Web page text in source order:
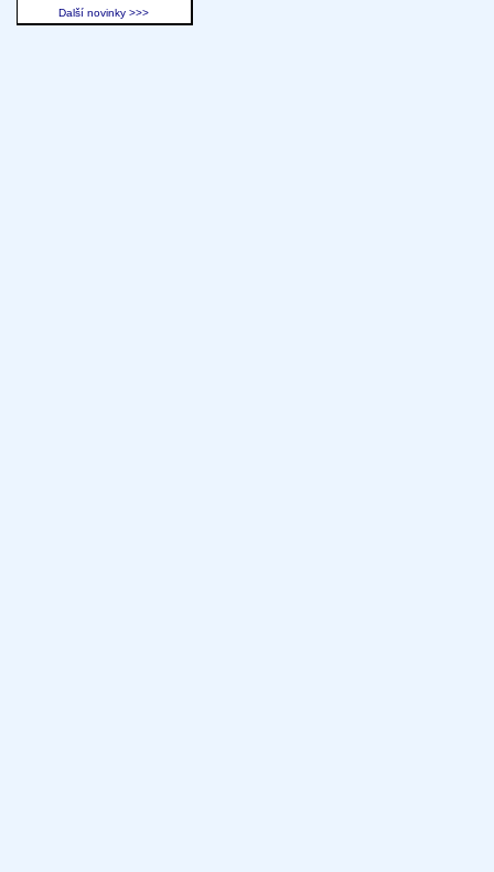
Další novinky >>>